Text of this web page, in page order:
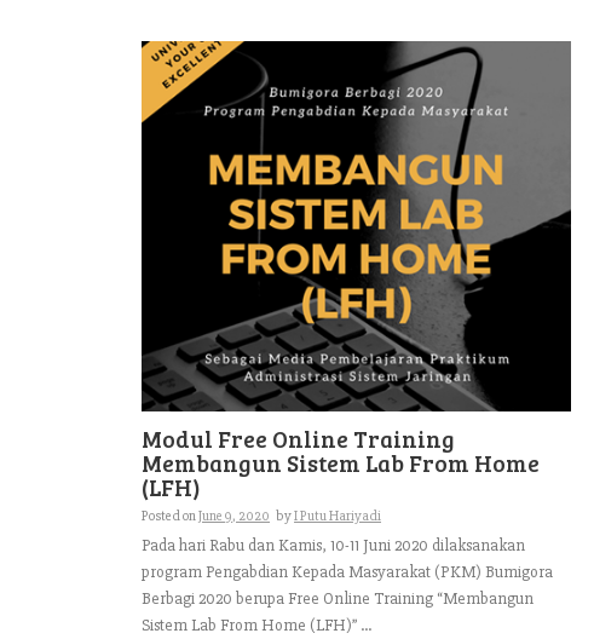
Modul Free Online Training
Membangun Sistem Lab From Home
(LFH)
Posted onJune 9, 2020 byI Putu Hariyadi
Pada hari Rabu dan Kamis, 10-11 Juni 2020 dilaksanakan
program Pengabdian Kepada Masyarakat (PKM) Bumigora
Berbagi 2020 berupa Free Online Training “Membangun
Sistem Lab From Home (LFH)” ...